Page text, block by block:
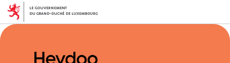
Aller
au
contenu